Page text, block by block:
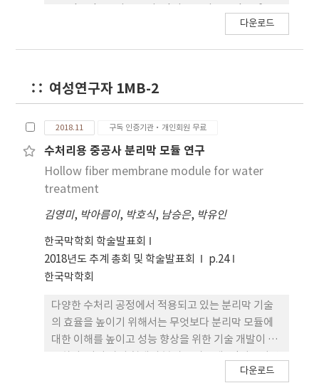
Despite of several benefits, the membrane
pressure drive for its industrial application.
10~20% of CO2 content should be
concentrated upto 99% for being
compressed and liquefied to transportable
recovery. In this work, the possibility of
treatment in terms of recent technology will
be announced. The practically applicable
process for CO2 capture also be suggested
briefly.
다운로드
여성연구자 1MB-2
2018.11 구독 인증기관·개인회원 무료
수처리용 중공사 분리막 모듈 연구
Hollow fiber membrane module for water
treatment
김영미, 박아름이, 박호식, 남승은, 박유인
한국막학회 학술발표회
2018년도 추계 총회 및 학술발표회
p.24
한국막학회
다양한 수처리 공정에서 적용되고 있는 분리막 기술
의 효율을 높이기 위해서는 무엇보다 분리막 모듈에
대한 이해를 높이고 성능 향상을 위한 기술 개발이 필
표면적이 크고 모듈화 및 대형화에 용이하여 수처리
다운로드